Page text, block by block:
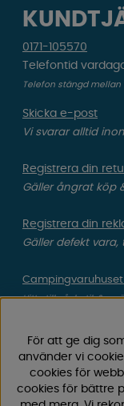
0171-105570
Telefontid
Telefon stängd mellan
Skicka e-post
Vi svarar alltid
Registrera din
Gäller ångrat köp
Registrera din
Gäller defekt
Campingvaruhuset
Hitta till vår butik & se
Välkommen till
För att ge dig
använder vi
cookies för
cookies för bättre